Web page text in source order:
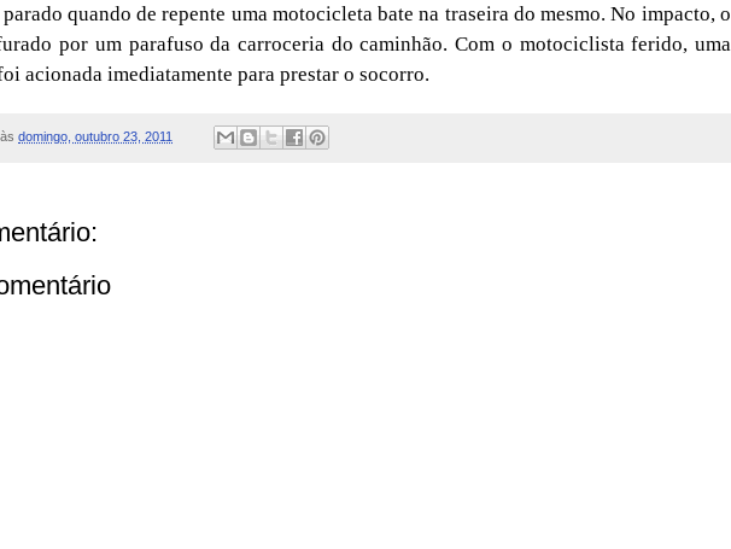
quando de repente uma motocicleta bate na traseira do mesmo. No impacto, o
por um parafuso da carroceria do caminhão. Com o motociclista ferido, uma
acionada imediatamente para prestar o socorro.
às domingo, outubro 23, 2011